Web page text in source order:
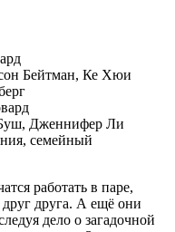
Бейтман, Ке Хюи
Дженнифер Ли
семейный
работать в паре,
друг друга. А ещё они
дело о загадочной